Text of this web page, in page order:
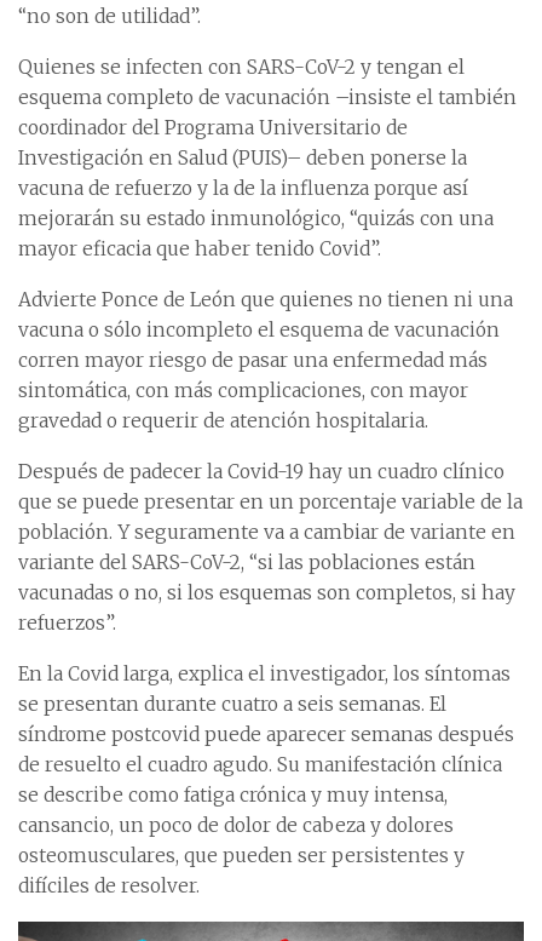
“no son de utilidad”.
Quienes se infecten con SARS-CoV-2 y tengan el
esquema completo de vacunación –insiste el también
coordinador del Programa Universitario de
Investigación en Salud (PUIS)– deben ponerse la
vacuna de refuerzo y la de la influenza porque así
mejorarán su estado inmunológico, “quizás con una
mayor eficacia que haber tenido Covid”.
Advierte Ponce de León que quienes no tienen ni una
vacuna o sólo incompleto el esquema de vacunación
corren mayor riesgo de pasar una enfermedad más
sintomática, con más complicaciones, con mayor
gravedad o requerir de atención hospitalaria.
Después de padecer la Covid-19 hay un cuadro clínico
que se puede presentar en un porcentaje variable de la
población. Y seguramente va a cambiar de variante en
variante del SARS-CoV-2, “si las poblaciones están
vacunadas o no, si los esquemas son completos, si hay
refuerzos”.
En la Covid larga, explica el investigador, los síntomas
se presentan durante cuatro a seis semanas. El
síndrome postcovid puede aparecer semanas después
de resuelto el cuadro agudo. Su manifestación clínica
se describe como fatiga crónica y muy intensa,
cansancio, un poco de dolor de cabeza y dolores
osteomusculares, que pueden ser persistentes y
difíciles de resolver.